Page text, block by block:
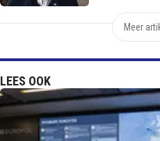
Meer
LEES OOK